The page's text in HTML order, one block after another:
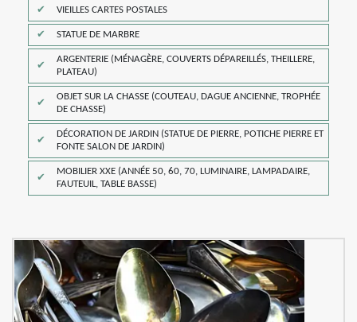
VIEILLES CARTES POSTALES
STATUE DE MARBRE
ARGENTERIE (MÉNAGÈRE, COUVERTS DÉPAREILLÉS, THEILLERE,
PLATEAU)
OBJET SUR LA CHASSE (COUTEAU, DAGUE ANCIENNE, TROPHÉE
DE CHASSE)
DÉCORATION DE JARDIN (STATUE DE PIERRE, POTICHE PIERRE ET
FONTE SALON DE JARDIN)
MOBILIER XXE (ANNÉE 50, 60, 70, LUMINAIRE, LAMPADAIRE,
FAUTEUIL, TABLE BASSE)